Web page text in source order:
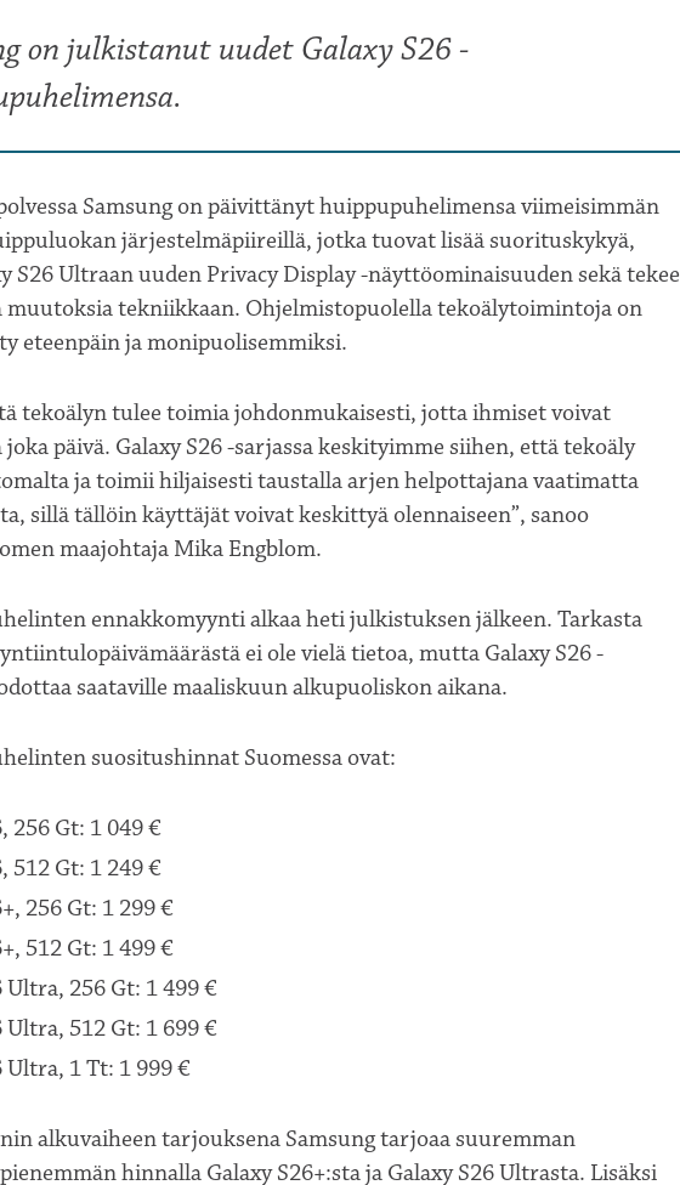
on julkistanut uudet Galaxy S26 -
Samsung on päivittänyt huippupuhelimensa viimeisimmän
järjestelmäpiireillä, jotka tuovat lisää suorituskykyä,
S26 Ultraan uuden Privacy Display -näyttöominaisuuden sekä tekee
muutoksia tekniikkaan. Ohjelmistopuolella tekoälytoimintoja on
eteenpäin ja monipuolisemmiksi.
tekoälyn tulee toimia johdonmukaisesti, jotta ihmiset voivat
päivä. Galaxy S26 -sarjassa keskityimme siihen, että tekoäly
ja toimii hiljaisesti taustalla arjen helpottajana vaatimatta
sillä tällöin käyttäjät voivat keskittyä olennaiseen”, sanoo
maajohtaja Mika Engblom.
ennakkomyynti alkaa heti julkistuksen jälkeen. Tarkasta
ei ole vielä tietoa, mutta Galaxy S26 -
saataville maaliskuun alkupuoliskon aikana.
suositushinnat Suomessa ovat:
256 Gt: 1 049 €
512 Gt: 1 249 €
256 Gt: 1 299 €
512 Gt: 1 499 €
Ultra, 256 Gt: 1 499 €
Ultra, 512 Gt: 1 699 €
Ultra, 1 Tt: 1 999 €
alkuvaiheen tarjouksena Samsung tarjoaa suuremman
hinnalla Galaxy S26+:sta ja Galaxy S26 Ultrasta. Lisäksi